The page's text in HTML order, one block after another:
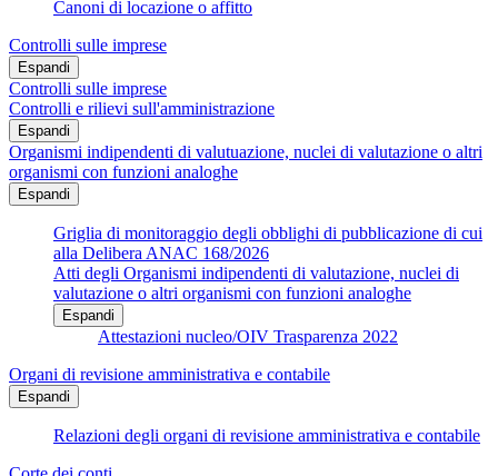
Canoni di locazione o affitto
Controlli sulle imprese
Espandi
Controlli sulle imprese
Controlli e rilievi sull'amministrazione
Espandi
Organismi indipendenti di valutuazione, nuclei di valutazione o altri
organismi con funzioni analoghe
Espandi
Griglia di monitoraggio degli obblighi di pubblicazione di cui
alla Delibera ANAC 168/2026
Atti degli Organismi indipendenti di valutazione, nuclei di
valutazione o altri organismi con funzioni analoghe
Espandi
Attestazioni nucleo/OIV Trasparenza 2022
Organi di revisione amministrativa e contabile
Espandi
Relazioni degli organi di revisione amministrativa e contabile